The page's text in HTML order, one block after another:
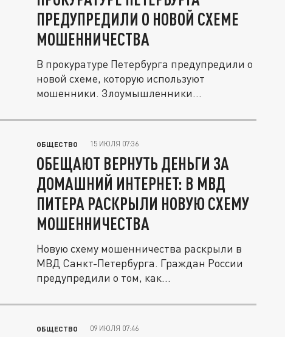
ПРЕДУПРЕДИЛИ О НОВОЙ СХЕМЕ
МОШЕННИЧЕСТВА
В прокуратуре Петербурга предупредили о
новой схеме, которую используют
мошенники. Злоумышленники
ОБЩЕСТВО 15 ИЮЛЯ 07:36
ОБЕЩАЮТ ВЕРНУТЬ ДЕНЬГИ ЗА
ДОМАШНИЙ ИНТЕРНЕТ: В МВД
ПИТЕРА РАСКРЫЛИ НОВУЮ СХЕМУ
МОШЕННИЧЕСТВА
Новую схему мошенничества раскрыли в
МВД Санкт-Петербурга. Граждан России
предупредили о том, как...
ОБЩЕСТВО 09 ИЮЛЯ 07:46